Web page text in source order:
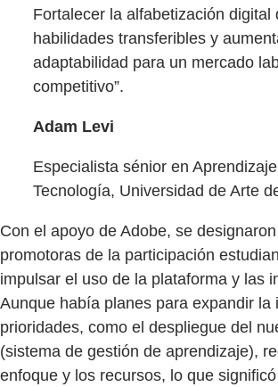
Fortalecer la alfabetización digital
habilidades transferibles y
adaptabilidad para un mercado
competitivo”.
Adam Levi
Especialista sénior en
Tecnología, Universidad de Arte
Con el apoyo de Adobe, se
promotoras de la participación
impulsar el uso de la plataforma y las
Aunque había planes para expandir la
prioridades, como el despliegue del
(sistema de gestión de aprendizaje),
enfoque y los recursos, lo que